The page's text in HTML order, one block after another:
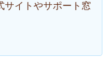
サイトやサポート窓